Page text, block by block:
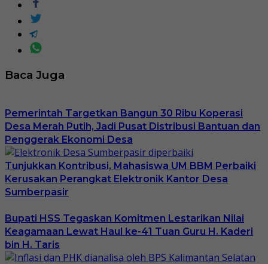
Baca Juga
Pemerintah Targetkan Bangun 30 Ribu Koperasi
Desa Merah Putih, Jadi Pusat Distribusi Bantuan dan
Penggerak Ekonomi Desa
Tunjukkan Kontribusi, Mahasiswa UM BBM Perbaiki
Kerusakan Perangkat Elektronik Kantor Desa
Sumberpasir
Bupati HSS Tegaskan Komitmen Lestarikan Nilai
Keagamaan Lewat Haul ke-41 Tuan Guru H. Kaderi
bin H. Taris